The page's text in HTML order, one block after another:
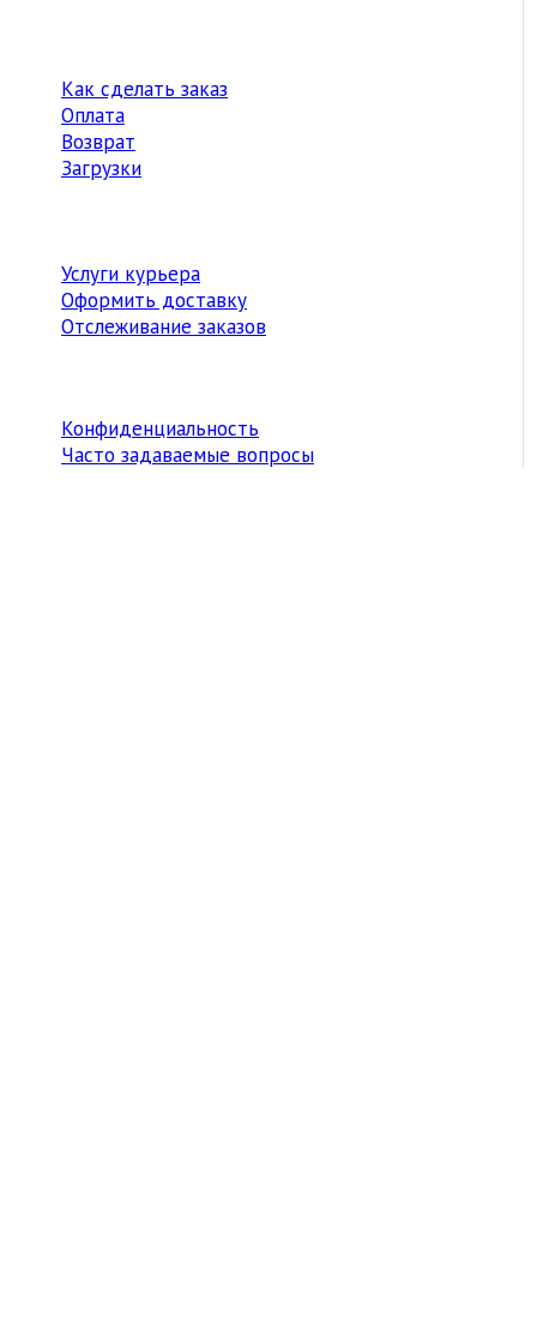
Как сделать заказ
Оплата
Возврат
Загрузки
Услуги курьера
Оформить доставку
Отслеживание заказов
Конфиденциальность
Часто задаваемые вопросы